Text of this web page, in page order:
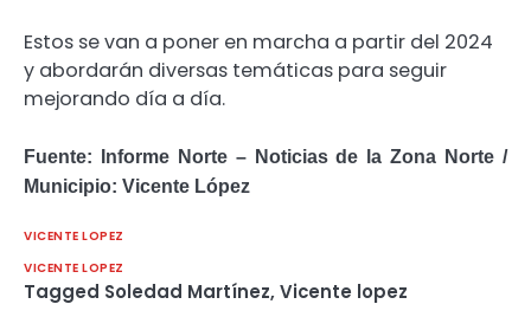
Estos se van a poner en marcha a partir del 2024
y abordarán diversas temáticas para seguir
mejorando día a día.
Fuente: Informe Norte – Noticias de la Zona Norte /
Municipio: Vicente López
VICENTE LOPEZ
VICENTE LOPEZ
Tagged Soledad Martínez, Vicente lopez